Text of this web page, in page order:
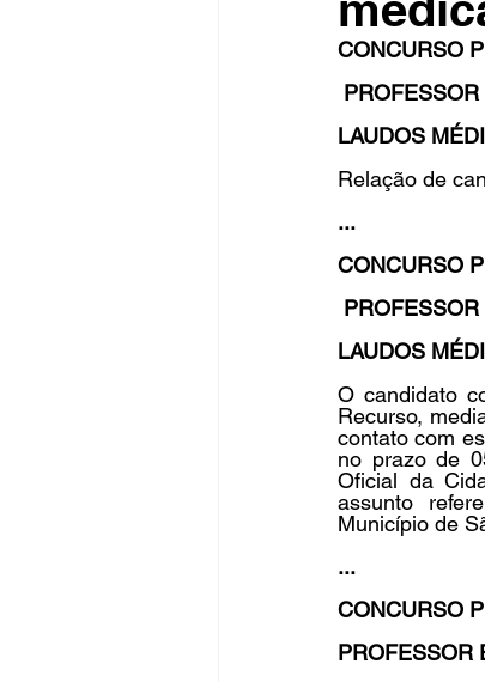
Fique Ligado
congresso NOTI
CONCURSO
PROFESSOR
LAUDOS
Relação de
...
CONCURSO
PROFESSOR
LAUDOS
O candidato
Recurso,
contato com
no prazo de
Oficial da
assunto
Município de
...
CONCURSO
PROFESSOR